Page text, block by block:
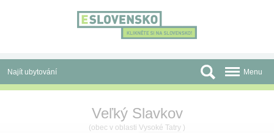
Najít ubytování Menu
Veľký Slavkov
(obec v oblasti Vysoké Tatry )